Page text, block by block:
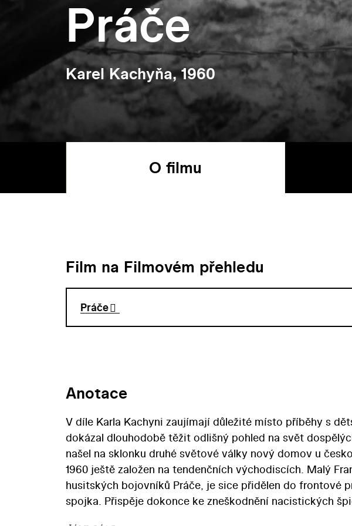
Práče
Karel Kachyňa, 1960
O filmu
Film na Filmovém přehledu
Práče
Anotace
V díle Karla Kachyni zaujímají důležité místo příběhy s
dokázal dlouhodobě těžit odlišný pohled na svět
našel na sklonku druhé světové války nový domov u
1960 ještě založen na tendenčních východiscích. Malý
husitských bojovníků Práče, je sice přidělen do frontové
spojka. Přispěje dokonce ke zneškodnění nacistických